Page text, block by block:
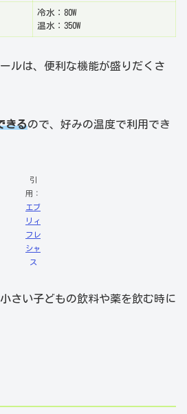
冷水：80W
温水：350W
ルは、便利な機能が盛りだくさ
きるので、好みの温度で利用でき
引
用：
エブ
リィ
フレ
シャ
ス
さい子どもの飲料や薬を飲む時に